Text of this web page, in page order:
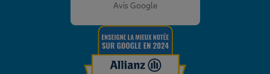
Transmission
Départ à la retraite
Préparer l’avenir
Assurance habitation
Le Pack Famille
Allianz en France
Avis Google